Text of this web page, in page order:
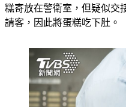
糕寄放在警衛室，但疑似交
請客，因此將蛋糕吃下肚。